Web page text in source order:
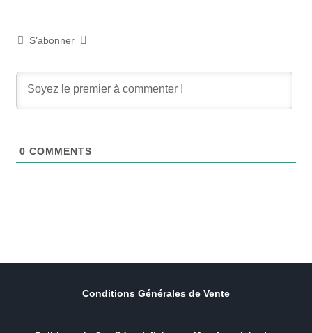
S’abonner
0 COMMENTS
Conditions Générales de Vente